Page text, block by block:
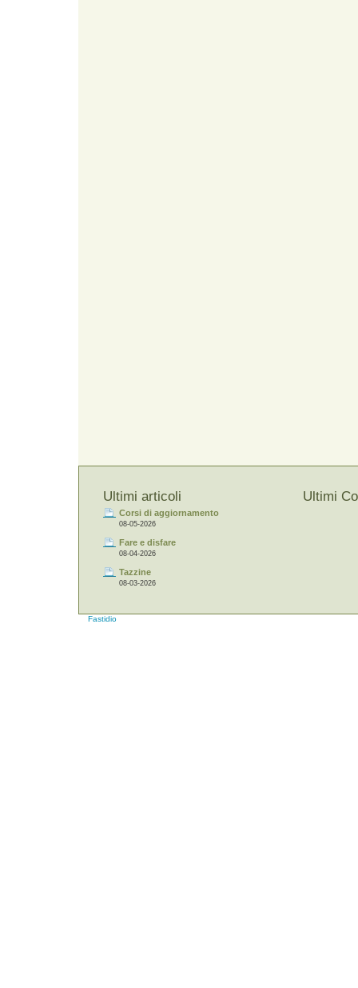
Ultimi articoli
Corsi di aggiornamento
08-05-2026
Fare e disfare
08-04-2026
Tazzine
08-03-2026
Ultimi
Fastidio